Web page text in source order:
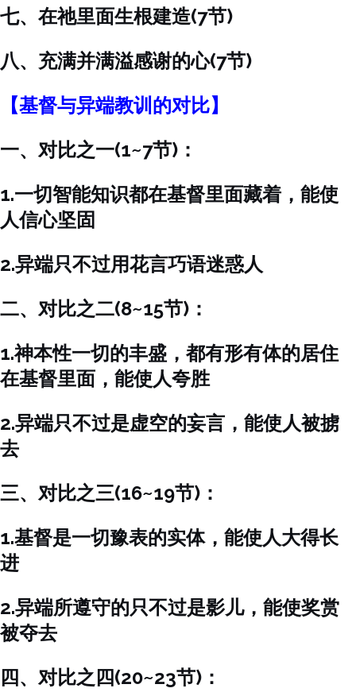
七、在祂里面生根建造(7节)
八、充满并满溢感谢的心(7节)
【基督与异端教训的对比】
一、对比之一(1~7节)：
1.一切智能知识都在基督里面藏着，能使
人信心坚固
2.异端只不过用花言巧语迷惑人
二、对比之二(8~15节)：
1.神本性一切的丰盛，都有形有体的居住
在基督里面，能使人夸胜
2.异端只不过是虚空的妄言，能使人被掳
去
三、对比之三(16~19节)：
1.基督是一切豫表的实体，能使人大得长
进
2.异端所遵守的只不过是影儿，能使奖赏
被夺去
四、对比之四(20~23节)：